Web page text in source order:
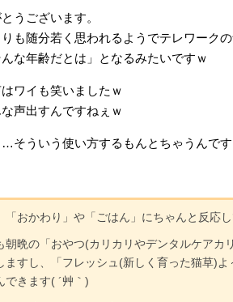
うございます。
も随分若く思われるようでテレワーク
な年齢だとは」となるみたいですｗ
ワイも笑いましたｗ
声出すんですねぇｗ
そういう使い方するもんとちゃうんです
「おかわり」や「ごはん」にちゃんと反応
朝晩の「おやつ(カリカリやデンタルケアカ
ますし、「フレッシュ(新しく育った猫草)
できます( ´艸｀)